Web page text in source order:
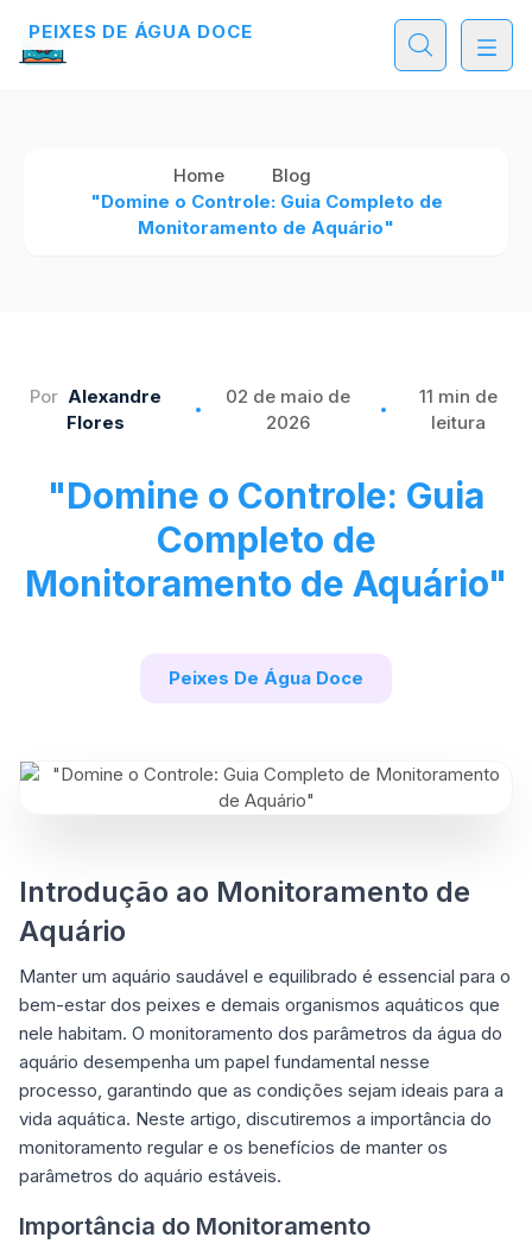
Home
Blog
"Domine o Controle: Guia Completo de
Monitoramento de Aquário"
Por Alexandre
Flores
02 de maio de
2026
11 min de
leitura
"Domine o Controle: Guia
Completo de
Monitoramento de Aquário"
Peixes De Água Doce
Introdução ao Monitoramento de
Aquário
Manter um aquário saudável e equilibrado é essencial para o
bem-estar dos peixes e demais organismos aquáticos que
nele habitam. O monitoramento dos parâmetros da água do
aquário desempenha um papel fundamental nesse
processo, garantindo que as condições sejam ideais para a
vida aquática. Neste artigo, discutiremos a importância do
monitoramento regular e os benefícios de manter os
parâmetros do aquário estáveis.
Importância do Monitoramento
PEIXES DE ÁGUA DOCE